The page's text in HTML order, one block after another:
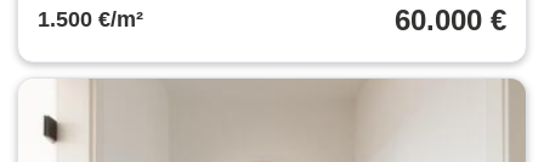
1.500 €/m² 60.000 €